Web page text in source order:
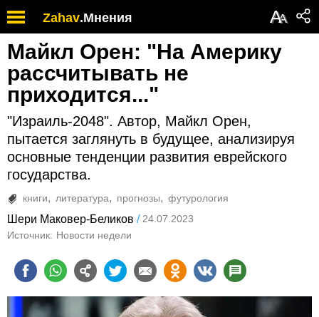
Zahav.Мнения АА
Майкл Орен: "На Америку
рассчитывать не
приходится..."
"Израиль-2048". Автор, Майкл Орен,
пытается заглянуть в будущее, анализируя
основные тенденции развития еврейского
государства.
книги литература прогнозы футурология
Шери Маковер-Беликов
24.07.2023
Источник: Новости недели